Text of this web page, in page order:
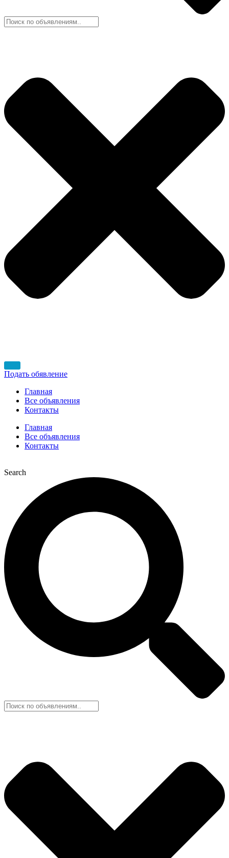
Подать обявление
Главная
Все объявления
Контакты
Главная
Все объявления
Контакты
Search